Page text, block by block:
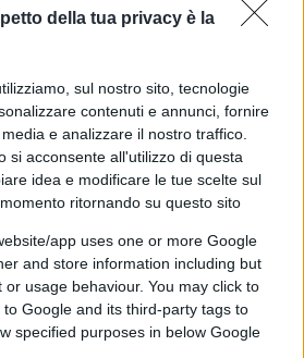
della tua privacy è la
sul nostro sito, tecnologie
contenuti e annunci, fornire
e analizzare il nostro traffico.
si acconsente all'utilizzo di questa
idea e modificare le tue scelte sul
ritornando su questo sito
app uses one or more Google
and store information including but
or usage behaviour. You may click to
Google and its third-party tags to
specified purposes in below Google
di massa.
quella, le cure erano
vita della gente. Si
qualcosa di ignoto, si era
Oggi si combatte contro un
, eppure, nonostante si siano
attesa e tachipirina. Sono
vaccini in tempi record,
volontaria, del resto la
concluderà nel 2023, man